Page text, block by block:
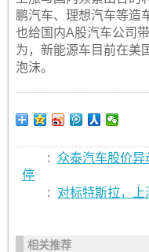
鹏汽车、理想汽车等造
也给国内A股汽车公司
为，新能源车目前在美
泡沫。
:
众泰汽车股价
停
:
对标特斯拉，上
相关推荐